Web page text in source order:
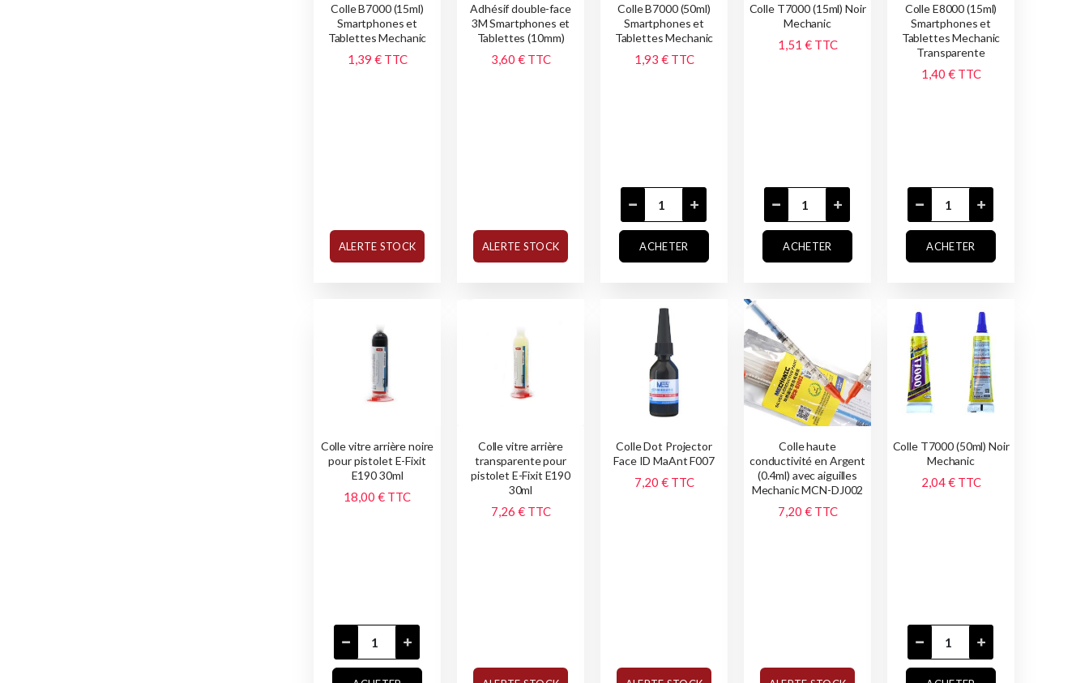
Colle B7000 (15ml)
Smartphones et
Tablettes Mechanic
1,39 € TTC
ALERTE STOCK
Adhésif double-face
3M Smartphones et
Tablettes (10mm)
3,60 € TTC
ALERTE STOCK
Colle B7000 (50ml)
Smartphones et
Tablettes Mechanic
1,93 € TTC
ACHETER
Colle T7000 (15ml) Noir
Mechanic
1,51 € TTC
ACHETER
Colle E8000 (15ml)
Smartphones et
Tablettes Mechanic
Transparente
1,40 € TTC
ACHETER
Colle vitre arrière noire
pour pistolet E-Fixit
E190 30ml
18,00 € TTC
Colle vitre arrière
transparente pour
pistolet E-Fixit E190
30ml
7,26 € TTC
Colle Dot Projector
Face ID MaAnt F007
7,20 € TTC
Colle haute
conductivité en Argent
(0.4ml) avec aiguilles
Mechanic MCN-DJ002
7,20 € TTC
Colle T7000 (50ml) Noir
Mechanic
2,04 € TTC